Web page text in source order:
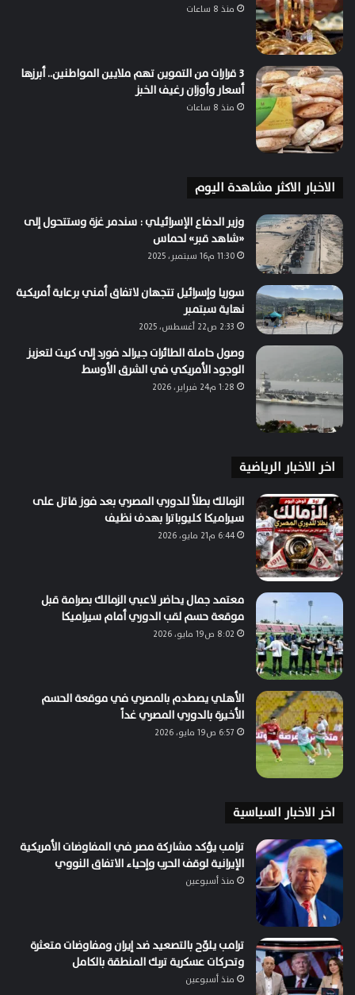
منذ 8 ساعات
3 قرارات من التموين تهم ملايين المواطنين.. أبرزها
أسعار وأوزان رغيف الخبز
منذ 8 ساعات
الاخبار الاكثر مشاهدة اليوم
وزير الدفاع الإسرائيلي : سندمر غزة وستتحول إلى
«شاهد قبر» لحماس
11:30 م16 سبتمبر، 2025
سوريا وإسرائيل تتجهان لاتفاق أمني برعاية أمريكية
نهاية سبتمبر
2:33 ص22 أغسطس، 2025
وصول حاملة الطائرات جيرالد فورد إلى كريت لتعزيز
الوجود الأمريكي في الشرق الأوسط
1:28 م24 فبراير، 2026
اخر الاخبار الرياضية
الزمالك بطلاً للدوري المصري بعد فوز قاتل على
سيراميكا كليوباترا بهدف نظيف
6:44 م21 مايو، 2026
معتمد جمال يحاضر لاعبي الزمالك بصرامة قبل
موقعة حسم لقب الدوري أمام سيراميكا
8:02 ص19 مايو، 2026
الأهلي يصطدم بالمصري في موقعة الحسم
الأخيرة بالدوري المصري غداً
6:57 ص19 مايو، 2026
اخر الاخبار السياسية
ترامب يؤكد مشاركة مصر في المفاوضات الأمريكية
الإيرانية لوقف الحرب وإحياء الاتفاق النووي
منذ أسبوعين
ترامب يلوّح بالتصعيد ضد إيران ومفاوضات متعثرة
وتحركات عسكرية تربك المنطقة بالكامل
منذ أسبوعين